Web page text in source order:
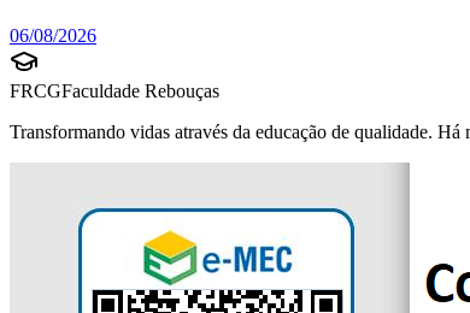
06/08/2026
FRCGFaculdade Rebouças
Transformando vidas através da educação de qualidade.